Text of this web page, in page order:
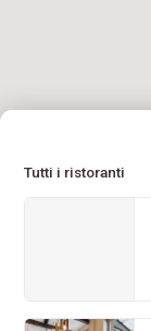
Tutti i ristoranti